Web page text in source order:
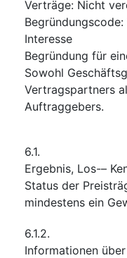
Verträge: Nicht
Begründungscode:
Interesse
Begründung für
Sowohl
Vertragspartners
Auftraggebers.
6.1.
Ergebnis, Los-–
Status der
mindestens ein
6.1.2.
Informationen